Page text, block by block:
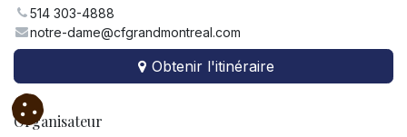
514 303-4888
notre-dame@cfgrandmontreal.com
Obtenir l'itinéraire
Organisateur